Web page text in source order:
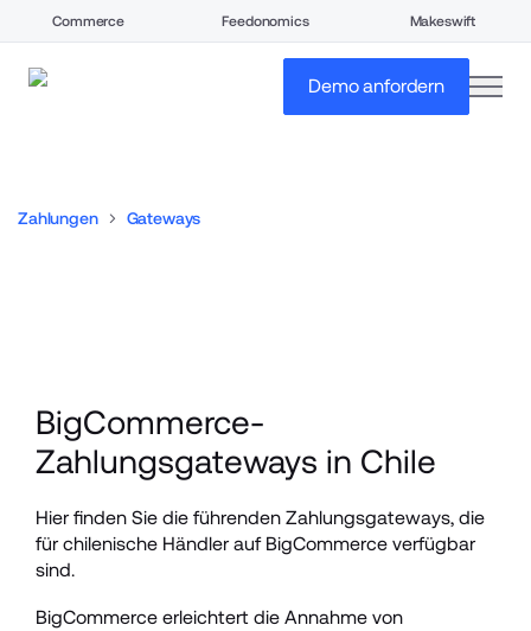
Commerce Feedonomics Makeswift
Demo anfordern
Zahlungen Gateways
BigCommerce-
Zahlungsgateways in Chile
Hier finden Sie die führenden Zahlungsgateways, die
für chilenische Händler auf BigCommerce verfügbar
sind.
BigCommerce erleichtert die Annahme von